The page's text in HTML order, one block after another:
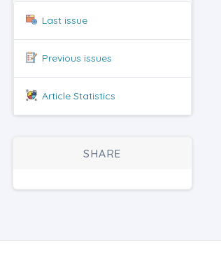
Last issue
Previous issues
Article Statistics
SHARE